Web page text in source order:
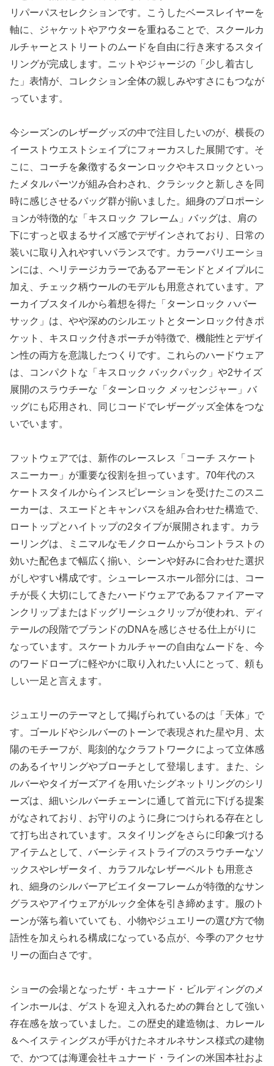
リパーパスセレクションです。こうしたベースレイヤーを
軸に、ジャケットやアウターを重ねることで、スクールカ
ルチャーとストリートのムードを自由に行き来するスタイ
リングが完成します。ニットやジャージの「少し着古し
た」表情が、コレクション全体の親しみやすさにもつなが
っています。
今シーズンのレザーグッズの中で注目したいのが、横長の
イーストウエストシェイプにフォーカスした展開です。そ
こに、コーチを象徴するターンロックやキスロックといっ
たメタルパーツが組み合わされ、クラシックと新しさを同
時に感じさせるバッグ群が揃いました。細身のプロポーシ
ョンが特徴的な「キスロック フレーム」バッグは、肩の
下にすっと収まるサイズ感でデザインされており、日常の
装いに取り入れやすいバランスです。カラーバリエーショ
ンには、ヘリテージカラーであるアーモンドとメイプルに
加え、チェック柄ウールのモデルも用意されています。ア
ーカイブスタイルから着想を得た「ターンロック ハバー
サック」は、やや深めのシルエットとターンロック付きポ
ケット、キスロック付きポーチが特徴で、機能性とデザイ
ン性の両方を意識したつくりです。これらのハードウェア
は、コンパクトな「キスロック バックパック」や2サイズ
展開のスラウチーな「ターンロック メッセンジャー」バ
ッグにも応用され、同じコードでレザーグッズ全体をつな
いでいます。
フットウェアでは、新作のレースレス「コーチ スケート
スニーカー」が重要な役割を担っています。70年代のス
ケートスタイルからインスピレーションを受けたこのスニ
ーカーは、スエードとキャンバスを組み合わせた構造で、
ロートップとハイトップの2タイプが展開されます。カラ
ーリングは、ミニマルなモノクロームからコントラストの
効いた配色まで幅広く揃い、シーンや好みに合わせた選択
がしやすい構成です。シューレースホール部分には、コー
チが長く大切にしてきたハードウェアであるファイアーマ
ンクリップまたはドッグリーシュクリップが使われ、ディ
テールの段階でブランドのDNAを感じさせる仕上がりに
なっています。スケートカルチャーの自由なムードを、今
のワードローブに軽やかに取り入れたい人にとって、頼も
しい一足と言えます。
ジュエリーのテーマとして掲げられているのは「天体」で
す。ゴールドやシルバーのトーンで表現された星や月、太
陽のモチーフが、彫刻的なクラフトワークによって立体感
のあるイヤリングやブローチとして登場します。また、シ
ルバーやタイガーズアイを用いたシグネットリングのシリ
ーズは、細いシルバーチェーンに通して首元に下げる提案
がなされており、お守りのように身につけられる存在とし
て打ち出されています。スタイリングをさらに印象づける
アイテムとして、バーシティストライプのスラウチーなソ
ックスやレザータイ、カラフルなレザーベルトも用意さ
れ、細身のシルバーアビエイターフレームが特徴的なサン
グラスやアイウェアがルック全体を引き締めます。服のト
ーンが落ち着いていても、小物やジュエリーの選び方で物
語性を加えられる構成になっている点が、今季のアクセサ
リーの面白さです。
ショーの会場となったザ・キュナード・ビルディングのメ
インホールは、ゲストを迎え入れるための舞台として強い
存在感を放っていました。この歴史的建造物は、カレール
＆ヘイスティングスが手がけたネオルネサンス様式の建物
で、かつては海運会社キュナード・ラインの米国本社およ